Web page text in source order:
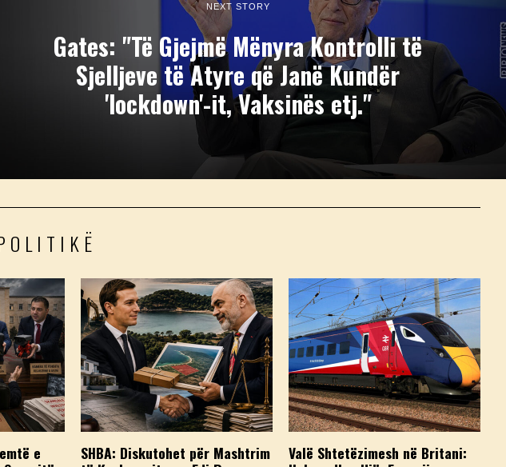
NEXT STORY
Gates: "Të Gjejmë Mënyra Kontrolli të
Sjelljeve të Atyre që Janë Kundër
'lockdown'-it, Vaksinës etj."
e
SHBA: Diskutohet për Mashtrim
Valë Shtetëzimesh në Britani: